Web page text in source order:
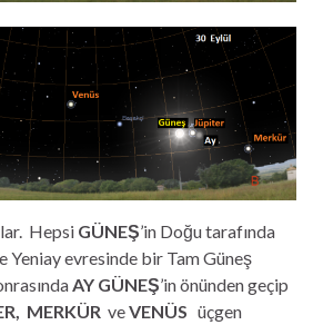
Hepsi GÜNEŞ’in Doğu tarafında
Yeniay evresinde bir Tam Güneş
AY GÜNEŞ’in önünden geçip
MERKÜR veVENÜS üçgen